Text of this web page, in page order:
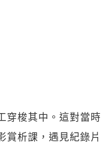
穿梭其中。這對當時
賞析課，遇見紀錄片